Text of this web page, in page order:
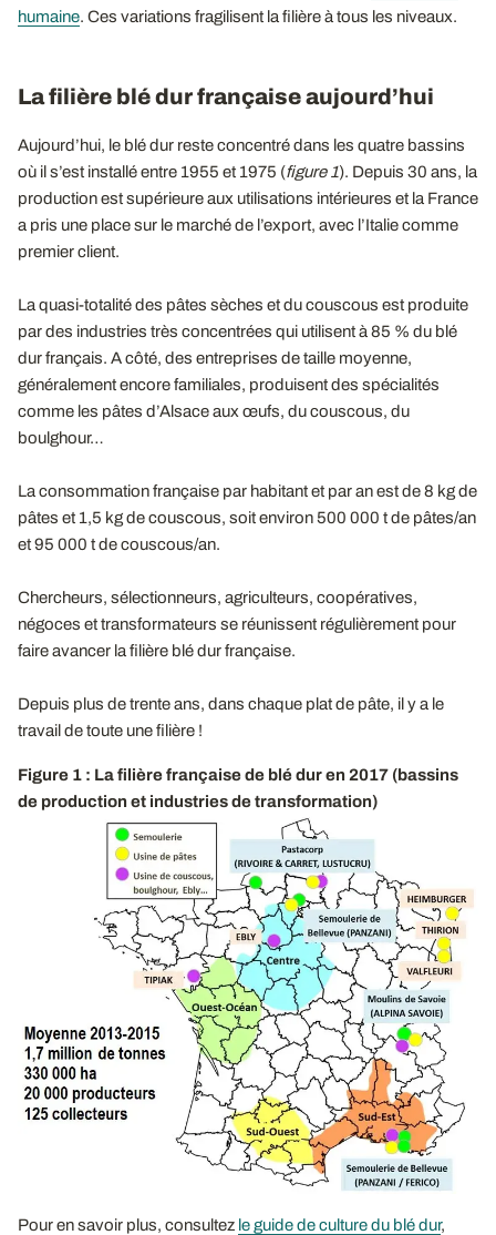
humaine. Ces variations fragilisent la filière à tous les niveaux.
La filière blé dur française aujourd’hui
Aujourd’hui, le blé dur reste concentré dans les quatre bassins
où il s’est installé entre 1955 et 1975 (figure 1). Depuis 30 ans, la
production est supérieure aux utilisations intérieures et la France
a pris une place sur le marché de l’export, avec l’Italie comme
premier client.
La quasi-totalité des pâtes sèches et du couscous est produite
par des industries très concentrées qui utilisent à 85 % du blé
dur français. A côté, des entreprises de taille moyenne,
généralement encore familiales, produisent des spécialités
comme les pâtes d’Alsace aux œufs, du couscous, du
boulghour…
La consommation française par habitant et par an est de 8 kg de
pâtes et 1,5 kg de couscous, soit environ 500 000 t de pâtes/an
et 95 000 t de couscous/an.
Chercheurs, sélectionneurs, agriculteurs, coopératives,
négoces et transformateurs se réunissent régulièrement pour
faire avancer la filière blé dur française.
Depuis plus de trente ans, dans chaque plat de pâte, il y a le
travail de toute une filière !
Figure 1 : La filière française de blé dur en 2017 (bassins
de production et industries de transformation)
Pour en savoir plus, consultez le guide de culture du blé dur,